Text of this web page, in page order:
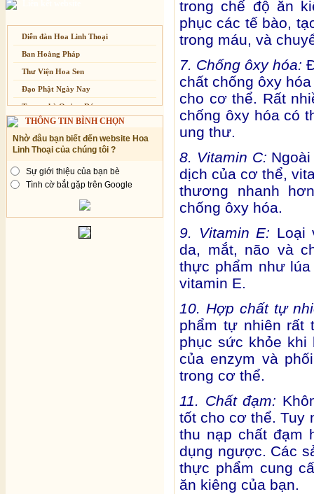
Anh không chết đâu em
Kiếp này
Diễn đàn Hoa Linh Thoại
Ban Hoằng Pháp
Thư Viện Hoa Sen
Đạo Phật Ngày Nay
Trang nhà Quảng Đức
Báo Giác Ngộ
Vesak 2014
THÔNG TIN BÌNH CHỌN
Nhờ đâu bạn biết đến website Hoa
Linh Thoại của chúng tôi ?
Sự giới thiệu của bạn bè
Tình cờ bắt gặp trên Google
trong chế độ ăn
phục các tế bào,
trong máu, và
7. Chống ôxy hóa:
chất chống ôxy
cho cơ thể. Rất
chống ôxy hóa có
ung thư.
8. Vitamin C:
dịch của cơ thể,
thương nhanh
chống ôxy hóa.
9. Vitamin E: Loại
da, mắt, não và
thực phẩm như
vitamin E.
10. Hợp chất tự
phẩm tự nhiên rất
phục sức khỏe
của enzym và
trong cơ thể.
11. Chất đạm:
tốt cho cơ thể. Tuy
thu nạp chất đạm
dụng ngược. Các
thực phẩm cung
ăn kiêng của bạn.